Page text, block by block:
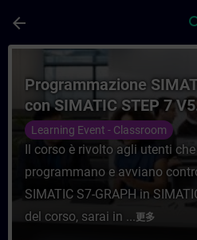
arrow_back
課程 -
Programmazione
con SIMATIC STEP 7
Learning Event - Classroom
Il corso è rivolto agli utenti
programmano e avviano
SIMATIC S7-GRAPH in
del corso, sarai in ...更多